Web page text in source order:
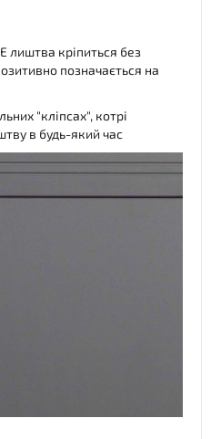
лиштва кріпиться без
позначається на
"кліпсах", котрі
в будь-який час